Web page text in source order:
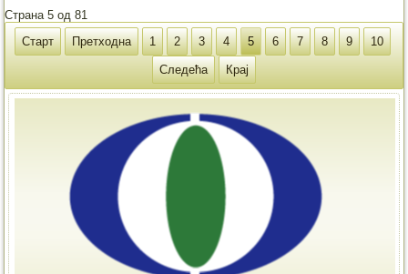
Страна 5 од 81
Старт
Претходна 1 2 3 4 5 6 7 8 9 10
Следећа Крај